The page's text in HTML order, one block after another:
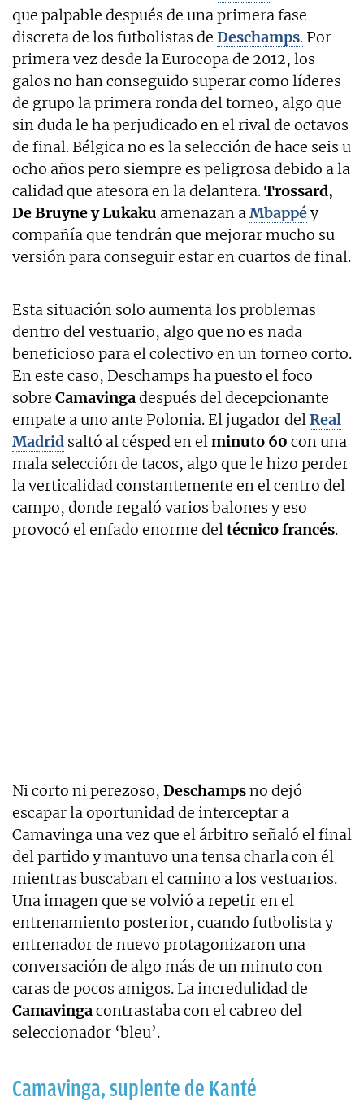
que palpable después de una primera fase
discreta de los futbolistas de Deschamps. Por
primera vez desde la Eurocopa de 2012, los
galos no han conseguido superar como líderes
de grupo la primera ronda del torneo, algo que
sin duda le ha perjudicado en el rival de octavos
de final. Bélgica no es la selección de hace seis u
ocho años pero siempre es peligrosa debido a la
calidad que atesora en la delantera.Trossard,
De Bruyne y Lukaku amenazan aMbappéy
compañía que tendrán que mejorar mucho su
versión para conseguir estar en cuartos de final.
Esta situación solo aumenta los problemas
dentro del vestuario, algo que no es nada
beneficioso para el colectivo en un torneo corto.
En este caso, Deschamps ha puesto el foco
sobre Camavingadespués del decepcionante
empate a uno ante Polonia. El jugador delReal
Madrid saltó al césped en elminuto 60 con una
mala selección de tacos, algo que le hizo perder
la verticalidad constantemente en el centro del
campo, donde regaló varios balones y eso
provocó el enfado enorme deltécnico francés.
Ni corto ni perezoso, Deschampsno dejó
escapar la oportunidad de interceptar a
Camavinga una vez que el árbitro señaló el final
del partido y mantuvo una tensa charla con él
mientras buscaban el camino a los vestuarios.
Una imagen que se volvió a repetir en el
entrenamiento posterior, cuando futbolista y
entrenador de nuevo protagonizaron una
conversación de algo más de un minuto con
caras de pocos amigos. La incredulidad de
Camavingacontrastaba con el cabreo del
seleccionador ‘bleu’.
Camavinga, suplente de Kanté